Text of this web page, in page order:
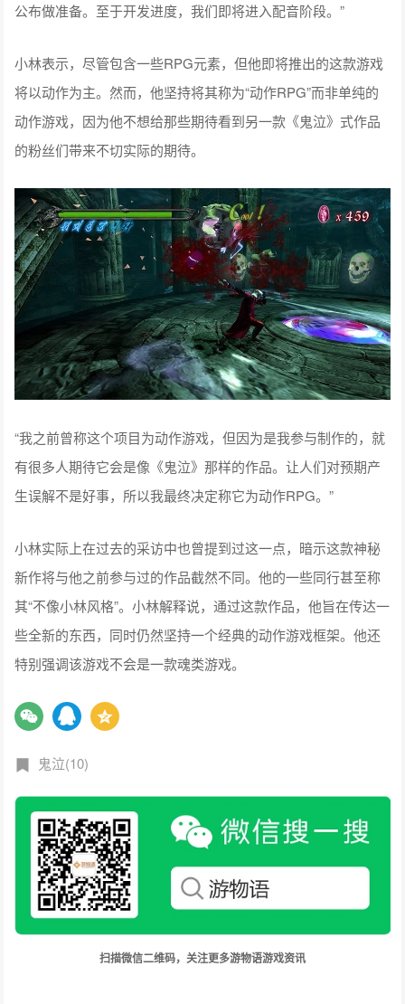
公布做准备。至于开发进度，我们即将进入配音阶段。”
小林表示，尽管包含一些RPG元素，但他即将推出的这款游戏
将以动作为主。然而，他坚持将其称为“动作RPG”而非单纯的
动作游戏，因为他不想给那些期待看到另一款《鬼泣》式作品
的粉丝们带来不切实际的期待。
“我之前曾称这个项目为动作游戏，但因为是我参与制作的，就
有很多人期待它会是像《鬼泣》那样的作品。让人们对预期产
生误解不是好事，所以我最终决定称它为动作RPG。”
小林实际上在过去的采访中也曾提到过这一点，暗示这款神秘
新作将与他之前参与过的作品截然不同。他的一些同行甚至称
其“不像小林风格”。小林解释说，通过这款作品，他旨在传达一
些全新的东西，同时仍然坚持一个经典的动作游戏框架。他还
特别强调该游戏不会是一款魂类游戏。
鬼泣(10)
扫描微信二维码，关注更多游物语游戏资讯